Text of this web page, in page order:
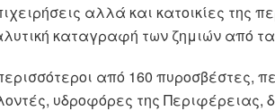
αλλά και κατοικίες της
καταγραφή των ζημιών από
από 160 πυροσβέστες,
υδροφόρες της Περιφέρειας,